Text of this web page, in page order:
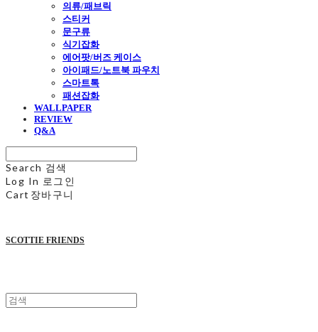
의류/패브릭
스티커
문구류
식기잡화
에어팟/버즈 케이스
아이패드/노트북 파우치
스마트톡
패션잡화
WALLPAPER
REVIEW
Q&A
Search 검색
Log In 로그인
Cart 장바구니
SCOTTIE FRIENDS